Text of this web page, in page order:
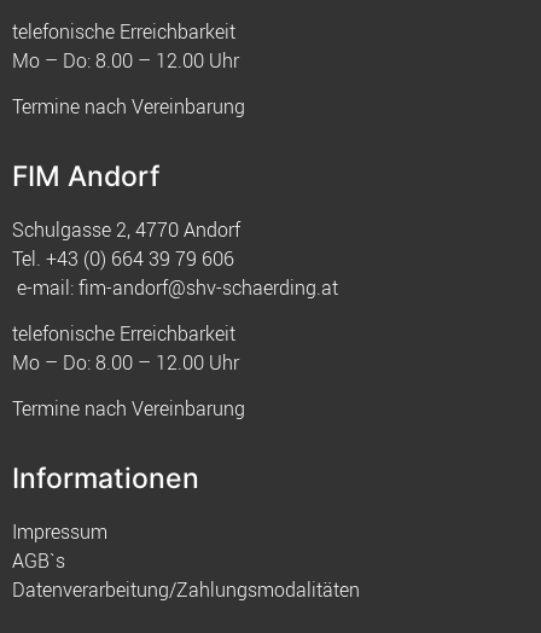
telefonische Erreichbarkeit
Mo – Do: 8.00 – 12.00 Uhr
Termine nach Vereinbarung
FIM Andorf
Schulgasse 2, 4770 Andorf
Tel. +43 (0) 664 39 79 606
e-mail:fim-andorf@shv-schaerding.at
telefonische Erreichbarkeit
Mo – Do: 8.00 – 12.00 Uhr
Termine nach Vereinbarung
Informationen
Impressum
AGB`s
Datenverarbeitung/Zahlungsmodalitäten